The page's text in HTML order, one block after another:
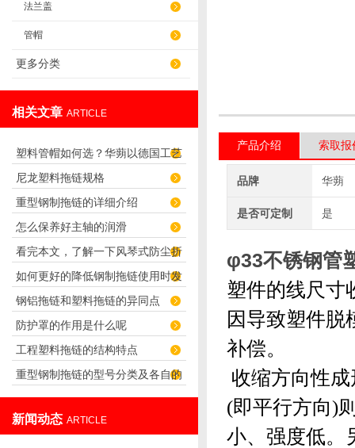
法兰盖
管帽
更多分类
相关文章 ARTICLE
塑料管帽如何选？华蒴以德国工艺
打造管道“精密封口”
尼龙塑料拖链规格
重型钢制拖链的详细介绍
怎么保养好主轴的润滑
看完本文，了解一下风琴式防尘折
布的产品特点
如何更好的降低钢制拖链使用时发
出的噪音
钢铝拖链和塑料拖链的异同点
防护罩的作用是什么呢
工程塑料拖链的结构特点
重型钢制拖链的型号分类及各自的
新闻动态 ARTICLE
产品介绍 索取报
品牌 华蒴
是否可定制 是
φ33不锈钢管
塑件的线尺寸
因导致塑件脱
补偿。
收缩方向性
(即平行方向)
小、强度低。